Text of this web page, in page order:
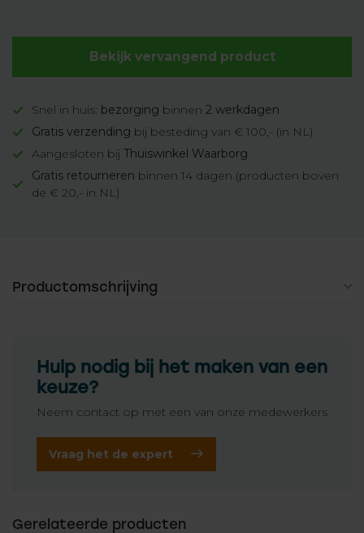
Bekijk vervangend product
Snel in huis: bezorging binnen 2 werkdagen
Gratis verzending bij besteding van € 100,- (in NL)
Aangesloten bij Thuiswinkel Waarborg
Gratis retourneren binnen 14 dagen (producten boven
de € 20,- in NL)
Productomschrijving
Hulp nodig bij het maken van een
keuze?
Neem contact op met een van onze medewerkers
Vraag het de expert
Gerelateerde producten